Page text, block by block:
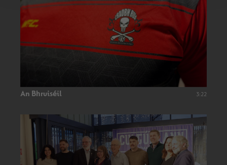
An Bhruiséil 3:22